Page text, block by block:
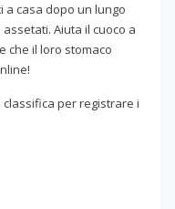
a casa dopo un lungo
Aiuta il cuoco a
che il loro stomaco
classifica per registrare i